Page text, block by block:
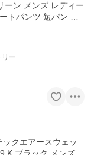
ーン メンズ レディー
トパンツ 短パン 半
ー
クエアースウェッ